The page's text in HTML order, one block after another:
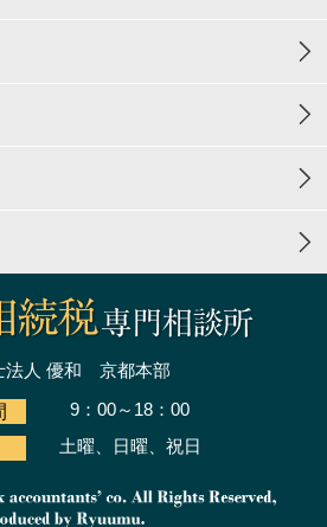
法人 優和 京都本部
9：00～18：00
土曜、日曜、祝日